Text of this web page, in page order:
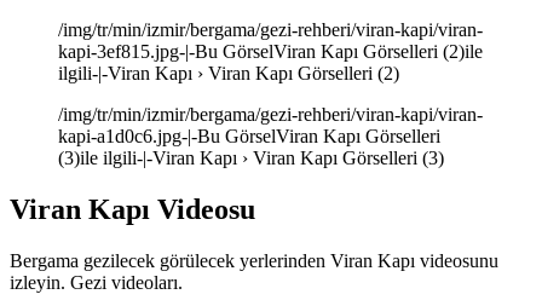
/img/tr/min/izmir/bergama/gezi-rehberi/viran-kapi/viran-
kapi-3ef815.jpg-|-Bu GörselViran Kapı Görselleri (2)ile
ilgili-|-Viran Kapı › Viran Kapı Görselleri (2)
/img/tr/min/izmir/bergama/gezi-rehberi/viran-kapi/viran-
kapi-a1d0c6.jpg-|-Bu GörselViran Kapı Görselleri
(3)ile ilgili-|-Viran Kapı › Viran Kapı Görselleri (3)
Viran Kapı Videosu
Bergama gezilecek görülecek yerlerinden Viran Kapı videosunu
izleyin. Gezi videoları.